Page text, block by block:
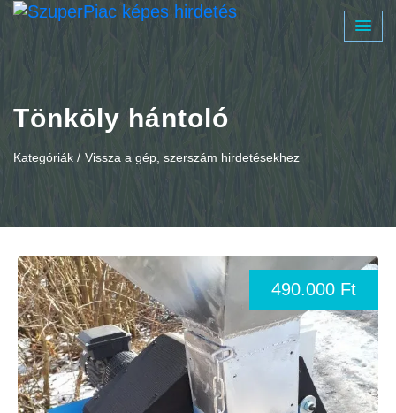
Tönköly hántoló
Kategóriák / Vissza a gép, szerszám hirdetésekhez
490.000 Ft